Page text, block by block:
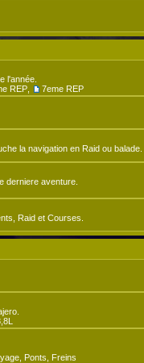
l'année.
REP 7eme REP
la navigation en Raid ou balade.
derniere aventure.
Raid et Courses.
Ponts, Freins